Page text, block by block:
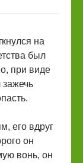
на
был
при виде
его вдруг
он
вонь, он